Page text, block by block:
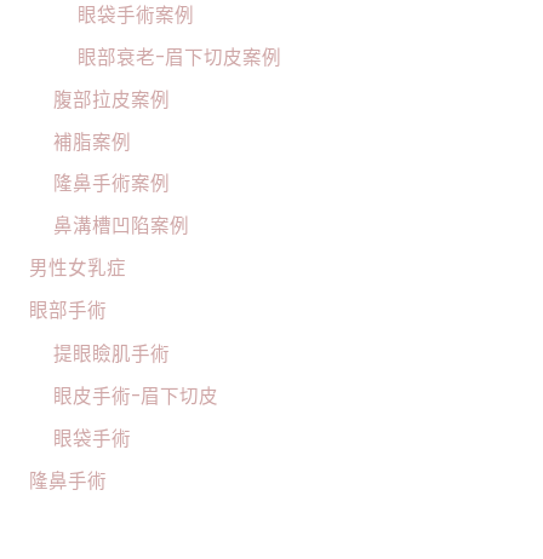
眼袋手術案例
眼部衰老-眉下切皮案例
腹部拉皮案例
補脂案例
隆鼻手術案例
鼻溝槽凹陷案例
男性女乳症
眼部手術
提眼瞼肌手術
眼皮手術-眉下切皮
眼袋手術
隆鼻手術